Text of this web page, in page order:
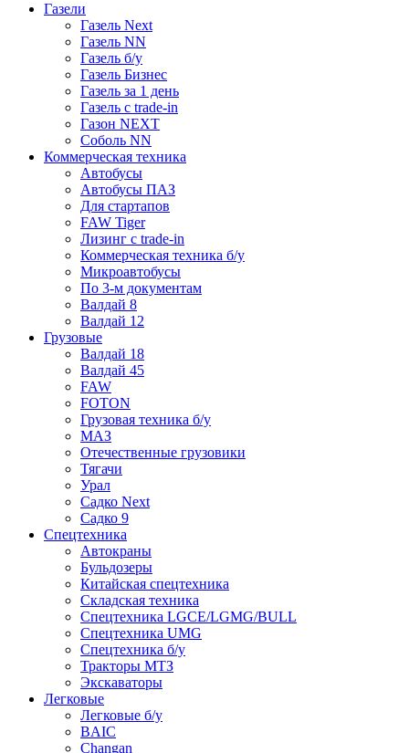
Газели
Газель Next
Газель NN
Газель б/у
Газель Бизнес
Газель за 1 день
Газель с trade-in
Газон NEXT
Соболь NN
Коммерческая техника
Автобусы
Автобусы ПАЗ
Для стартапов
FAW Tiger
Лизинг с trade-in
Коммерческая техника б/у
Микроавтобусы
По 3-м документам
Валдай 8
Валдай 12
Грузовые
Валдай 18
Валдай 45
FAW
FOTON
Грузовая техника б/у
МАЗ
Отечественные грузовики
Тягачи
Урал
Садко Next
Садко 9
Спецтехника
Автокраны
Бульдозеры
Китайская спецтехника
Складская техника
Спецтехника LGCE/LGMG/BULL
Спецтехника UMG
Спецтехника б/у
Тракторы МТЗ
Экскаваторы
Легковые
Легковые б/у
BAIC
Changan